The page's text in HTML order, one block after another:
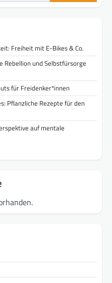
Freiheit mit E-Bikes & Co.
Rebellion und Selbstfürsorge
für Freidenker*innen
Pflanzliche Rezepte für den
auf mentale